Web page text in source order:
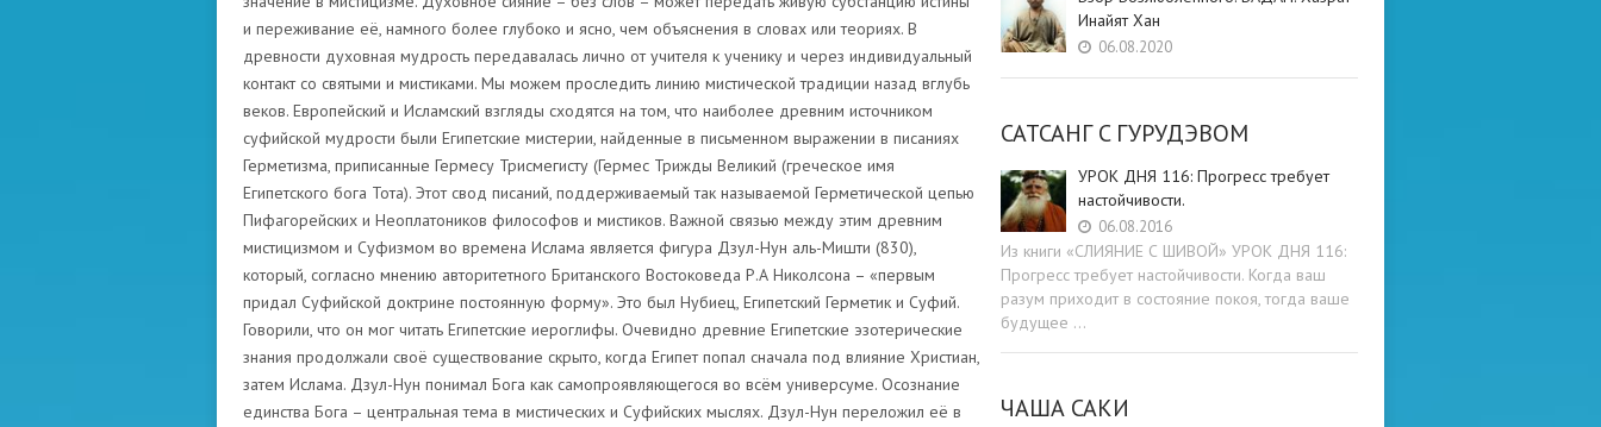
и переживание её, намного более глубоко и ясно, чем объяснения в словах или теориях. В
древности духовная мудрость передавалась лично от учителя к ученику и через индивидуальный
контакт со святыми и мистиками. Мы можем проследить линию мистической традиции назад вглубь
веков. Европейский и Исламский взгляды сходятся на том, что наиболее древним источником
суфийской мудрости были Египетские мистерии, найденные в письменном выражении в писаниях
Герметизма, приписанные Гермесу Трисмегисту (Гермес Трижды Великий (греческое имя
Египетского бога Тота). Этот свод писаний, поддерживаемый так называемой Герметической цепью
Пифагорейских и Неоплатоников философов и мистиков. Важной связью между этим древним
мистицизмом и Суфизмом во времена Ислама является фигура Дзул-Нун аль-Мишти (830),
который, согласно мнению авторитетного Британского Востоковеда Р.А Николсона – «первым
придал Суфийской доктрине постоянную форму». Это был Нубиец, Египетский Герметик и Суфий.
Говорили, что он мог читать Египетские иероглифы. Очевидно древние Египетские эзотерические
знания продолжали своё существование скрыто, когда Египет попал сначала под влияние Христиан,
затем Ислама. Дзул-Нун понимал Бога как самопроявляющегося во всём универсуме. Осознание
единства Бога – центральная тема в мистических и Суфийских мыслях. Дзул-Нун переложил её в
Инайят Хан
06.08.2020
САТСАНГ C ГУРУДЭВОМ
УРОК ДНЯ 116: Прогресс требует
настойчивости.
06.08.2016
Из книги «СЛИЯНИЕ С ШИВОЙ» УРОК ДНЯ 116:
Прогресс требует настойчивости. Когда ваш
разум приходит в состояние покоя, тогда ваше
будущее …
ЧАША САКИ